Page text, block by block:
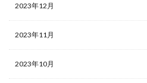
2023年12月
2023年11月
2023年10月